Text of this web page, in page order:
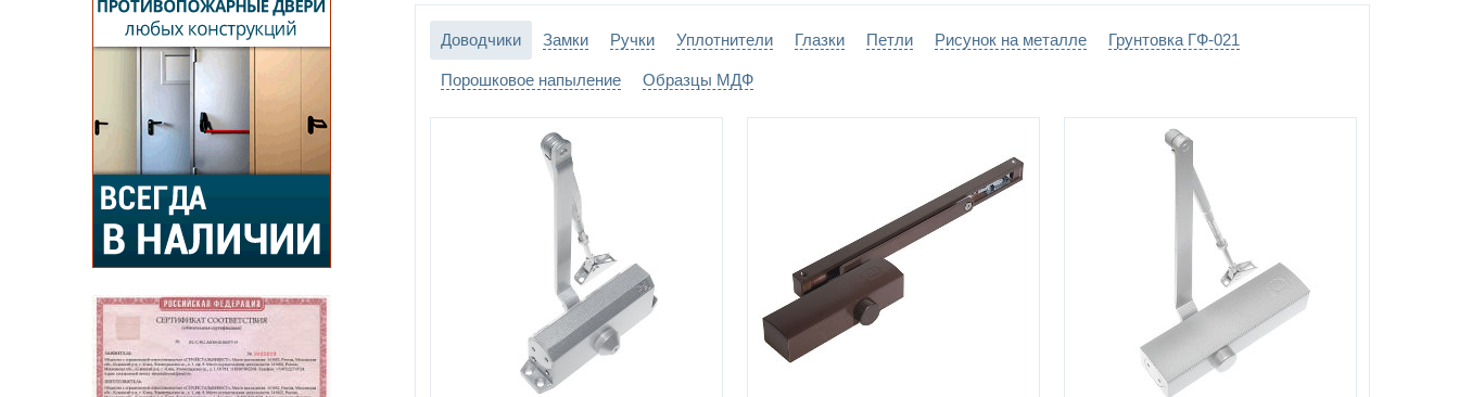
Петли: на закрытых подшипниках Ø20 мм
Отделка двери: порошковое напыление –выбрать цвет по каталогу цветов RAL
Дополнительно:
противопожарный стеклопакет
Доводчики Замки Ручки Уплотнители Глазки Петли Рисунок на металле Грунтовка ГФ-021
Порошковое напыление Образцы МДФ